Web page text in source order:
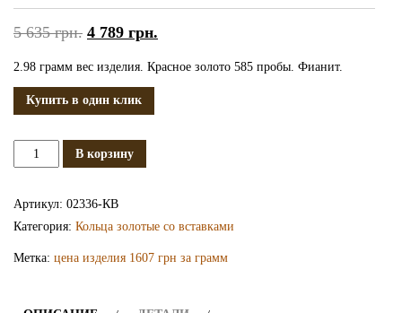
5 635грн. 4 789 грн.
2.98 грамм вес изделия. Красное золото 585 пробы. Фианит.
Купить в один клик
КоличествоВ корзину
Артикул: 02336-КВ
Категория: Кольца золотые со вставками
Метка: цена изделия 1607 грн за грамм